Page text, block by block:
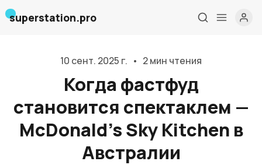
superstation.pro
10 сент. 2025 г. • 2 мин чтения
Когда фастфуд
становится спектаклем —
McDonald’s Sky Kitchen в
Австралии